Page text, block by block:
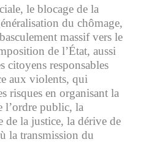
le blocage de la
du chômage,
massif vers le
de l’État, aussi
citoyens responsables
aux violents, qui
risques en organisant la
l’ordre public, la
de la justice, la dérive de
la transmission du